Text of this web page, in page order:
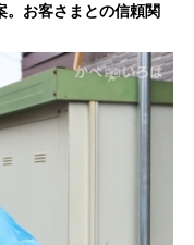
。お客さまとの信頼関